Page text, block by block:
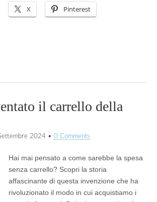
X Pinterest
il carrello della
2024 • 0 Comments
Hai mai pensato a come sarebbe la spesa
senza carrello? Scopri la storia
affascinante di questa invenzione che ha
rivoluzionato il modo in cui acquistiamo i